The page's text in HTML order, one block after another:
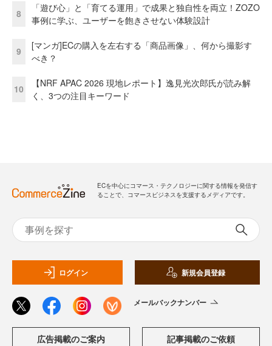
8
「遊び心」と「育てる運用」で成果と独自性を両立！ZOZO
事例に学ぶ、ユーザーを飽きさせない体験設計
9
[マンガ]ECの購入を左右する「商品画像」、何から撮影す
べき？
10
【NRF APAC 2026 現地レポート】逸見光次郎氏が読み解
く、3つの注目キーワード
ECを中心にコマース・テクノロジーに関する情報を発信す
ることで、コマースビジネスを支援するメディアです。
ログイン 新規会員登録
メールバックナンバー
広告掲載のご案内 記事掲載のご依頼